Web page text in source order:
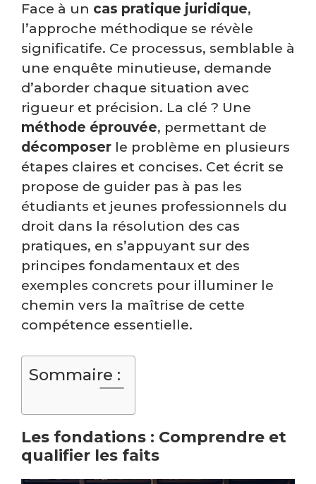
Face à un cas pratique juridique,
l’approche méthodique se révèle
significatife. Ce processus, semblable à
une enquête minutieuse, demande
d’aborder chaque situation avec
rigueur et précision. La clé ? Une
méthode éprouvée, permettant de
décomposer le problème en plusieurs
étapes claires et concises. Cet écrit se
propose de guider pas à pas les
étudiants et jeunes professionnels du
droit dans la résolution des cas
pratiques, en s’appuyant sur des
principes fondamentaux et des
exemples concrets pour illuminer le
chemin vers la maîtrise de cette
compétence essentielle.
Sommaire :
Les fondations : Comprendre et
qualifier les faits